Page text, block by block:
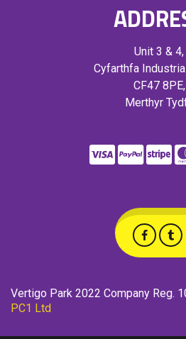
Unit 3 & 4,
Cyfarthfa
CF47 8PE,
Merthyr
Vertigo Park 2022 Company Reg.
PC1 Ltd